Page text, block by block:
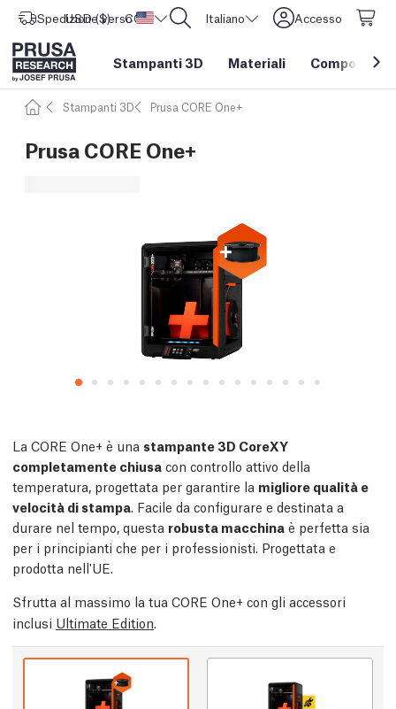
Spedizione verso Stati Uniti d'America
USD ($) CORE One L: Ora disponibile! Italiano Accesso
Stampanti 3D Materiali Componenti
Stampanti 3D Prusa CORE One+
Prusa CORE One+
La CORE One+ è una stampante 3D CoreXY
completamente chiusa con controllo attivo della
temperatura, progettata per garantire la migliore qualità e
velocità di stampa. Facile da configurare e destinata a
durare nel tempo, questa robusta macchina è perfetta sia
per i principianti che per i professionisti. Progettata e
prodotta nell'UE.
Sfrutta al massimo la tua CORE One+ con gli accessori
inclusi Ultimate Edition.